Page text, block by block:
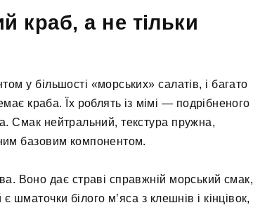
краб, а не тільки
у більшості «морських» салатів, і багато
краба. Їх роблять із мімі — подрібненого
Смак нейтральний, текстура пружна,
базовим компонентом.
Воно дає страві справжній морський смак,
шматочки білого м’яса з клешнів і кінцівок,